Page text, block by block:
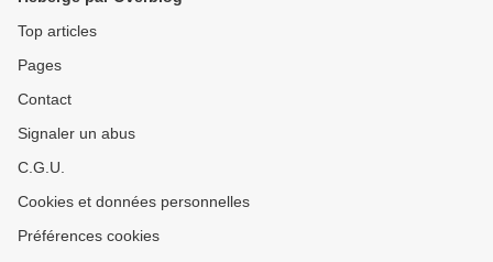
Top articles
Pages
Contact
Signaler un abus
C.G.U.
Cookies et données personnelles
Préférences cookies